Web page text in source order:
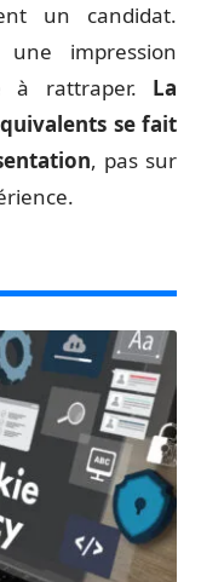
un candidat.
impression
à rattraper. La
se fait
, pas sur